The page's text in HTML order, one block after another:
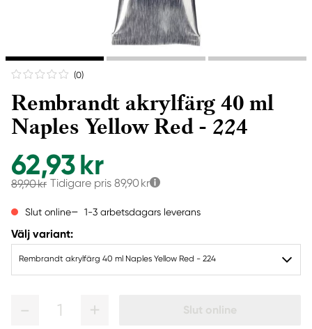
(0)
Rembrandt akrylfärg 40 ml
Naples Yellow Red - 224
62,93 kr
89,90 kr Tidigare pris 89,90 kr
Slut online 1-3 arbetsdagars leverans
Välj variant:
Rembrandt akrylfärg 40 ml Naples Yellow Red - 224
1 Slut online